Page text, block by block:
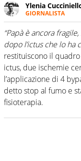
Ylenia
GIORNALISTA
giocato ma non
dove spesso si
non riesce a
“Papà è ancora
dopo l’ictus che lo ha
restituiscono il
ictus, due ischemie
l’applicazione di 4
detto stop al fumo e
fisioterapia.